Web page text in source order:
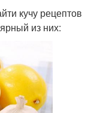
кучу рецептов
из них: